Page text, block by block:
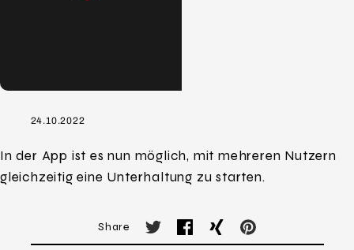
24.10.2022
In der App ist es nun möglich, mit mehreren Nutzern
gleichzeitig eine Unterhaltung zu starten.
Share